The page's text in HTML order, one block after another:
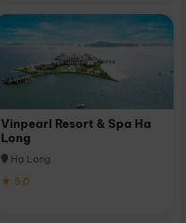
Vinpearl Resort & Spa Ha
Long
Hạ Long
★ 5.0